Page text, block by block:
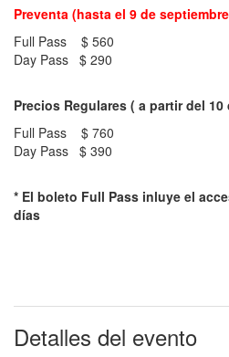
Preventa (hasta el 9 de
Full Pass $ 560
Day Pass $ 290
Precios Regulares ( a partir del 10
Full Pass $ 760
Day Pass $ 390
* El boleto Full Pass inluye el
días
Detalles del evento